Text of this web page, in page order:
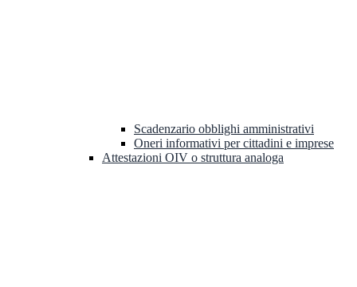
Scadenzario obblighi amministrativi
Oneri informativi per cittadini e imprese
Attestazioni OIV o struttura analoga